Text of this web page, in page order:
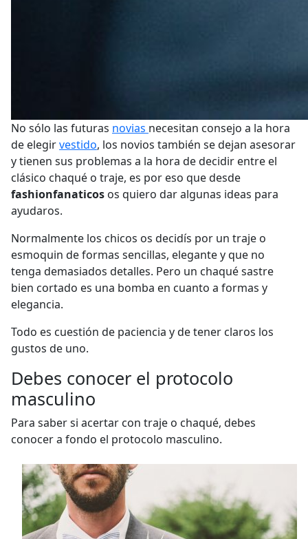
No sólo las futuras novias necesitan consejo a la hora
de elegirvestido, los novios también se dejan asesorar
y tienen sus problemas a la hora de decidir entre el
clásico chaqué o traje, es por eso que desde
fashionfanaticos os quiero dar algunas ideas para
ayudaros.
Normalmente los chicos os decidís por un traje o
esmoquin de formas sencillas, elegante y que no
tenga demasiados detalles. Pero un chaqué sastre
bien cortado es una bomba en cuanto a formas y
elegancia.
Todo es cuestión de paciencia y de tener claros los
gustos de uno.
Debes conocer el protocolo
masculino
Para saber si acertar con traje o chaqué, debes
conocer a fondo el protocolo masculino.